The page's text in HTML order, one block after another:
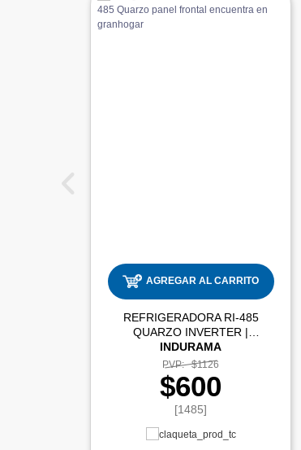
AGREGAR AL CARRITO
REFRIGERADORA RI-485
QUARZO INVERTER |
INDURAMA
PVP: $1126
$600
[1485]